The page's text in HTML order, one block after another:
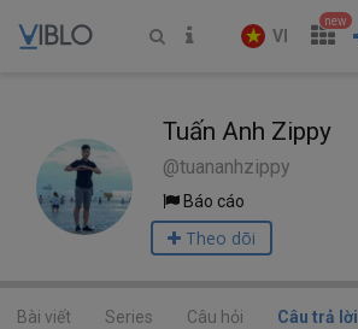
VI
new
Tuấn Anh Zippy
@tuananhzippy
Báo cáo
Theo dõi
Bài viết Series Câu hỏi Câu trả lời